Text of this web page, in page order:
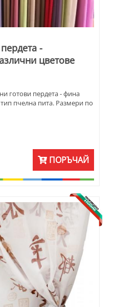
-
цветове
готови пердета - фина
пчелна пита. Размери по
ПОРЪЧАЙ